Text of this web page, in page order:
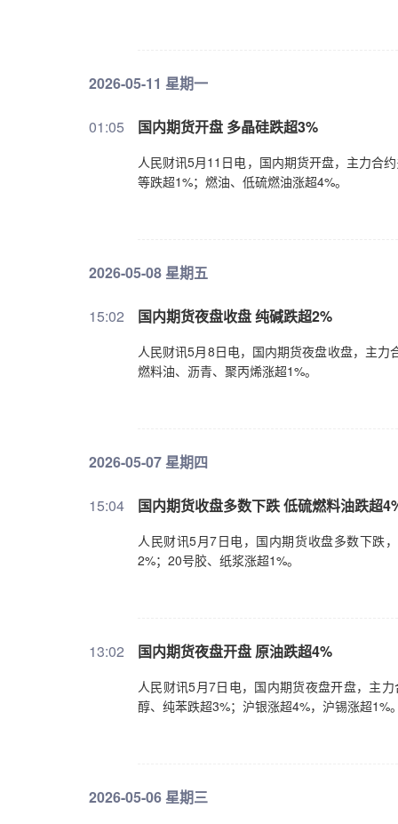
2026-05-11 星期一
01:05 国内期货开盘 多晶硅跌超3%
人民财讯5月11日电，国内期货开盘，主力合
等跌超1%；燃油、低硫燃油涨超4%。
2026-05-08 星期五
15:02 国内期货夜盘收盘 纯碱跌超2%
人民财讯5月8日电，国内期货夜盘收盘，主
燃料油、沥青、聚丙烯涨超1%。
2026-05-07 星期四
15:04 国内期货收盘多数下跌 低硫燃料油跌超
人民财讯5月7日电，国内期货收盘多数下跌
2%；20号胶、纸浆涨超1%。
13:02 国内期货夜盘开盘 原油跌超4%
人民财讯5月7日电，国内期货夜盘开盘，主
醇、纯苯跌超3%；沪银涨超4%，沪锡涨超1%
2026-05-06 星期三